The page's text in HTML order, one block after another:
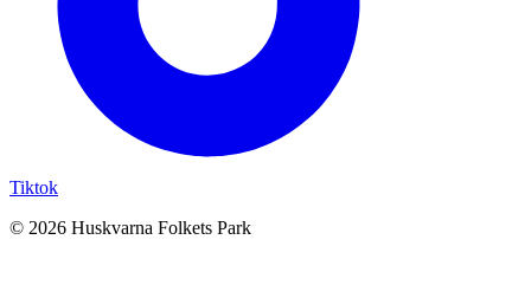
Tiktok
© 2026 Huskvarna Folkets Park